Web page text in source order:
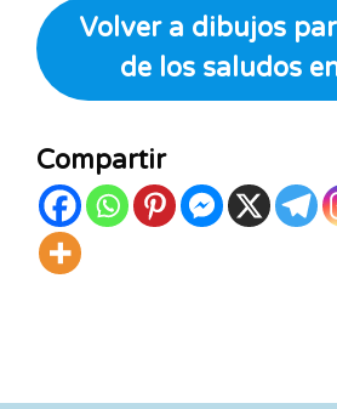
Volver a dibujos
de los saludos
Compartir